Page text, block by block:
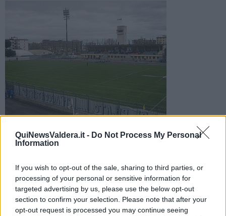
QuiNewsValdera.it - Do Not Process My Personal
Information
If you wish to opt-out of the sale, sharing to third parties, or
processing of your personal or sensitive information for
targeted advertising by us, please use the below opt-out
section to confirm your selection. Please note that after your
opt-out request is processed you may continue seeing
I lavori di ammodernamento dello stadio Lungobisenzio